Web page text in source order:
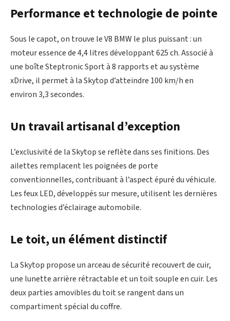
Performance et technologie de pointe
Sous le capot, on trouve le V8 BMW le plus puissant : un
moteur essence de 4,4 litres développant 625 ch. Associé à
une boîte Steptronic Sport à 8 rapports et au système
xDrive, il permet à la Skytop d’atteindre 100 km/h en
environ 3,3 secondes.
Un travail artisanal d’exception
L’exclusivité de la Skytop se reflète dans ses finitions. Des
ailettes remplacent les poignées de porte
conventionnelles, contribuant à l’aspect épuré du véhicule.
Les feux LED, développés sur mesure, utilisent les dernières
technologies d’éclairage automobile.
Le toit, un élément distinctif
La Skytop propose un arceau de sécurité recouvert de cuir,
une lunette arrière rétractable et un toit souple en cuir. Les
deux parties amovibles du toit se rangent dans un
compartiment spécial du coffre.